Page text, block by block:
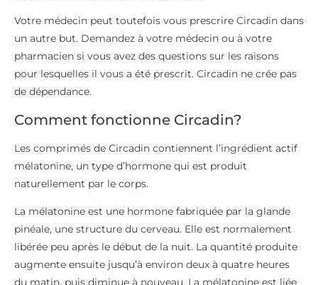
Votre médecin peut toutefois vous prescrire Circadin dans
un autre but. Demandez à votre médecin ou à votre
pharmacien si vous avez des questions sur les raisons
pour lesquelles il vous a été prescrit. Circadin ne crée pas
de dépendance.
Comment fonctionne Circadin?
Les comprimés de Circadin contiennent l’ingrédient actif
mélatonine, un type d’hormone qui est produit
naturellement par le corps.
La mélatonine est une hormone fabriquée par la glande
pinéale, une structure du cerveau. Elle est normalement
libérée peu après le début de la nuit. La quantité produite
augmente ensuite jusqu’à environ deux à quatre heures
du matin, puis diminue à nouveau. La mélatonine est liée